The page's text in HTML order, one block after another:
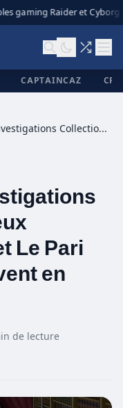
gaming Raider et Cyborg
CAPTAINCAZ
Ace Attorney Investigations Collection : Les Jeux Benjamin Hunter et Le Pari du Procureur Arrivent en Français
Le Pari
en
de lecture